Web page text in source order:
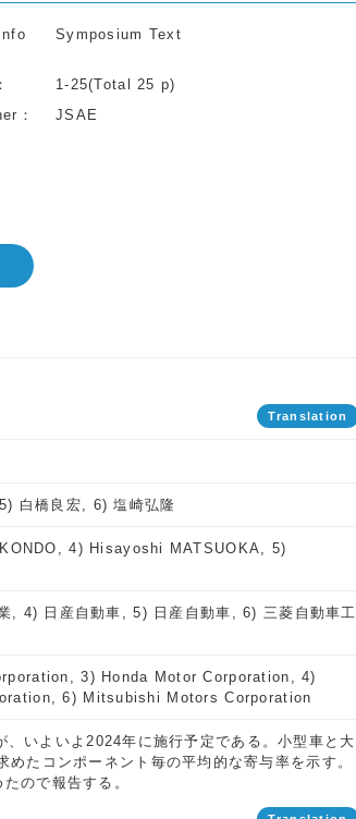
Symposium Text
1-25(Total 25 p)
JSAE
Translation
白橋良宏, 6) 塩崎弘隆
4) Hisayoshi MATSUOKA, 5)
, 4) 日産自動車, 5) 日産自動車, 6) 三菱自動車工
3) Honda Motor Corporation, 4)
6) Mitsubishi Motors Corporation
いよいよ2024年に施行予定である。小型車と大
たコンポーネント毎の平均的な寄与率を示す。
ので報告する。